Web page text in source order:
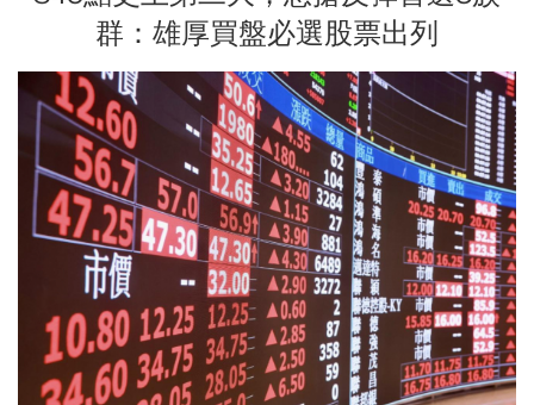
群：雄厚買盤必選股票出列